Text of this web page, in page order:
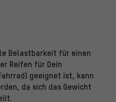
Belastbarkeit für einen
Reifen für Dein
geeignet ist, kann
da sich das Gewicht